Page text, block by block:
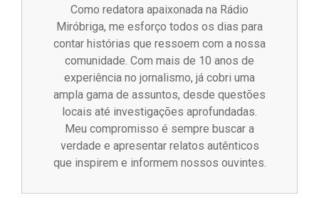
Como redatora apaixonada na Rádio
Miróbriga, me esforço todos os dias para
contar histórias que ressoem com a nossa
comunidade. Com mais de 10 anos de
experiência no jornalismo, já cobri uma
ampla gama de assuntos, desde questões
locais até investigações aprofundadas.
Meu compromisso é sempre buscar a
verdade e apresentar relatos autênticos
que inspirem e informem nossos ouvintes.